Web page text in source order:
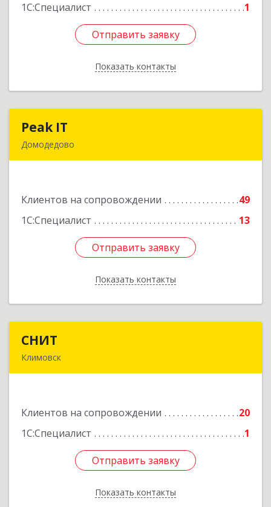
1С:Специалист
1
Отправить заявку
Показать контакты
Отправить заявку
Назад
Peak IT
Домодедово
Клиентов на сопровождении
49
1С:Специалист
13
Отправить заявку
Показать контакты
Подробнее
Отправить заявку
Назад
СНИТ
Климовск
Клиентов на сопровождении
20
1С:Специалист
1
Отправить заявку
Показать контакты
Подробнее
Отправить заявку
Назад